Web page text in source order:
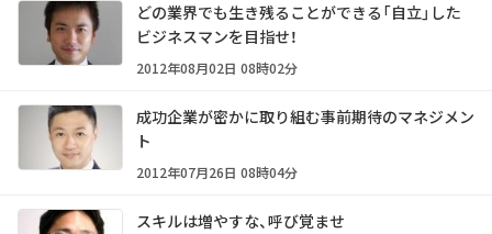
どの業界でも生き残ることができる「自立」した
ビジネスマンを目指せ！
2012年08月02日 08時02分
成功企業が密かに取り組む事前期待のマネジメン
ト
2012年07月26日 08時04分
スキルは増やすな、呼び覚ませ